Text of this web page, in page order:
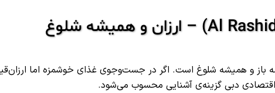
باز و همیشه شلوغ است. اگر در جست‌وجوی غذای خوشمزه اما
اقتصادی دبی گزینه‌ی آشنایی محسوب می‌شود.